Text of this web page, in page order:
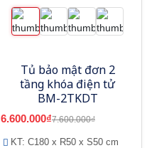
Tủ bảo mật đơn 2
tầng khóa điện tử
BM-2TKDT
6.600.000₫7.600.000₫
KT: C180 x R50 x S50 cm